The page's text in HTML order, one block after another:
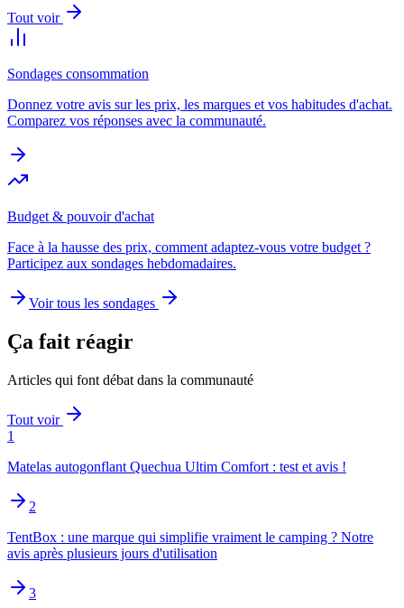
Tout voir
Sondages consommation
Donnez votre avis sur les prix, les marques et vos habitudes d'achat.
Comparez vos réponses avec la communauté.
Budget & pouvoir d'achat
Face à la hausse des prix, comment adaptez-vous votre budget ?
Participez aux sondages hebdomadaires.
Voir tous les sondages
Ça fait réagir
Articles qui font débat dans la communauté
Tout voir
1
Matelas autogonflant Quechua Ultim Comfort : test et avis !
2
TentBox : une marque qui simplifie vraiment le camping ? Notre
avis après plusieurs jours d'utilisation
3